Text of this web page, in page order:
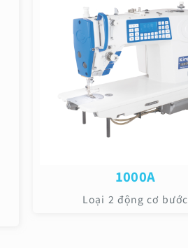
1000A
Loại 2 động cơ bước